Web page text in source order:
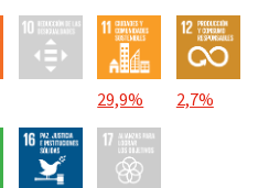
29,9% 2,7%